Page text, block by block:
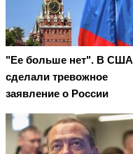
"Ее больше нет". В США
сделали тревожное
заявление о России